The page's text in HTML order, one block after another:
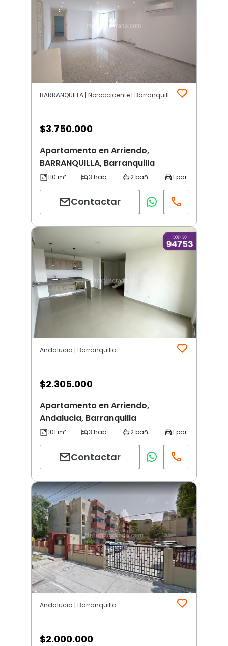
BARRANQUILLA | Noroccidente | Barranquilla
$3.750.000
Apartamento en Arriendo,
BARRANQUILLA, Barranquilla
Contactar
Andalucia | Barranquilla
$2.305.000
Apartamento en Arriendo,
Andalucia, Barranquilla
Contactar
Andalucia | Barranquilla
$2.000.000